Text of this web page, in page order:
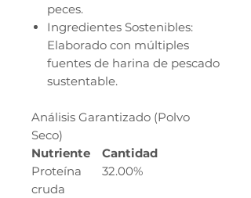
peces.
Ingredientes Sostenibles:
Elaborado con múltiples
fuentes de harina de pescado
sustentable.
Análisis Garantizado (Polvo
Seco)
Nutriente
Cantidad
Proteína
cruda
32.00%